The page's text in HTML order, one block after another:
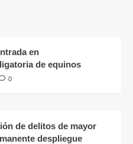
en
de equinos
0
de delitos de mayor
despliegue